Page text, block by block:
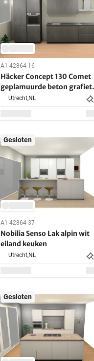
A1-42864-16
Häcker Concept 130 Comet
geplamuurde beton grafiet
rechte keuken
Utrecht,NL
Gesloten
A1-42864-37
Nobilia Senso Lak alpin wit
eiland keuken
Utrecht,NL
Gesloten